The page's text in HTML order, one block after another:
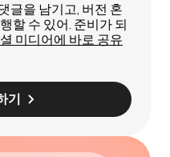
글을 남기고, 버전 혼
할 수 있어. 준비가 되
미디어에 바로 공유
기